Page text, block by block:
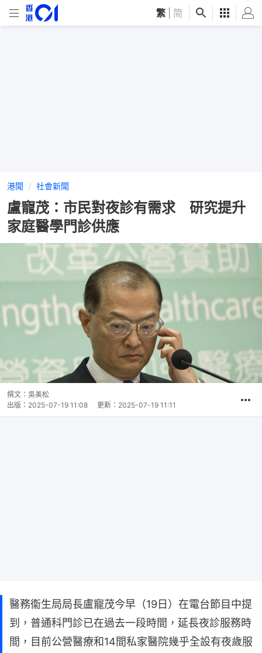
繁 简
港聞 社會新聞
盧寵茂：市民對夜診有需求 研究提升
家庭醫學門診供應
撰文： 吳美松
出版： 2025-07-19 11:08 更新： 2025-07-19 11:11
醫務衞生局局長盧寵茂今早（19日）在電台節目中提
到，普通科門診已在過去一段時間，延長夜診服務時
間，目前公營醫療和14間私家醫院幾乎全設有夜歲服